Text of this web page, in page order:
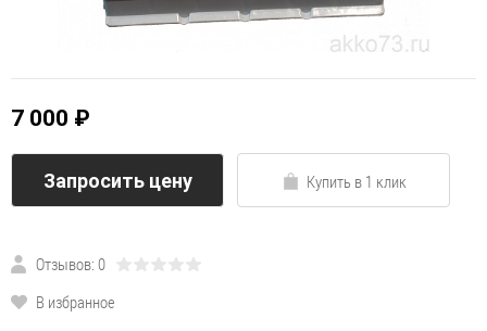
7 000 ₽
Запросить цену Купить в 1 клик
Отзывов: 0
В избранное